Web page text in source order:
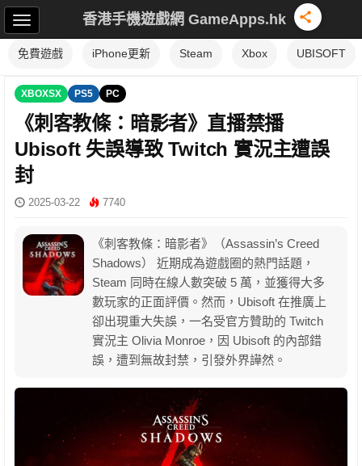
香港手機遊戲網 GameApps.hk
免費遊戲 iPhone更新 Steam Xbox UBISOFT
XBOXSX PS5 PC
《刺客教條：暗影者》直播禁播
Ubisoft 失誤導致 Twitch 實況主遭誤
封
2025-03-22 7740
《刺客教條：暗影者》（Assassin’s Creed
Shadows） 近期成為遊戲圈的熱門話題，
Steam 同時在線人數突破 5 萬，並獲得大多
數玩家的正面評價。然而，Ubisoft 在推廣上
卻出現重大失誤，一名受官方贊助的 Twitch
實況主 Olivia Monroe，因 Ubisoft 的內部錯
誤，遭到無故封禁，引發外界譁然。